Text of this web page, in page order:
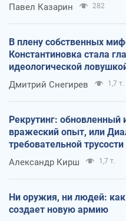
Павел Казарин 282
В плену собственных
Константиновка стала
идеологической
оккупантов
Дмитрий Снегирев 1,7 т.
Рекрутинг:
вражеский опыт, или
требовательной трусости
Александр Кирш 1,7 т.
Ни оружия, ни людей:
создает новую армию